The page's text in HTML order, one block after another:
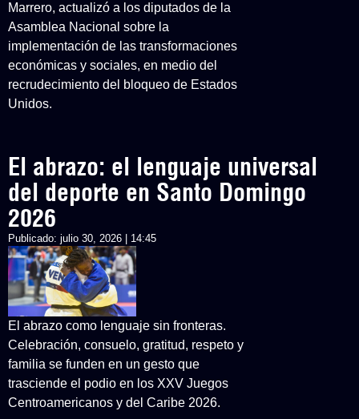
Marrero, actualizó a los diputados de la
Asamblea Nacional sobre la
implementación de las transformaciones
económicas y sociales, en medio del
recrudecimiento del bloqueo de Estados
Unidos.
El abrazo: el lenguaje universal
del deporte en Santo Domingo
2026
Publicado: julio 30, 2026 | 14:45
El abrazo como lenguaje sin fronteras.
Celebración, consuelo, gratitud, respeto y
familia se funden en un gesto que
trasciende el podio en los XXV Juegos
Centroamericanos y del Caribe 2026.